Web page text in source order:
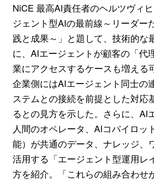
NiCE 最高AI責任者のヘルツヴィ
ジェント型AIの最前線～リーダー
践と成果～」と題して、技術的な
に、AIエージェントが顧客の「代
業にアクセスするケースも増える
企業側にはAIエージェント同士の
ステムとの接続を前提とした対応
るとの見方を示した。さらに、AI
人間のオペレータ、AIコパイロッ
能）が共通のデータ、ナレッジ、
活用する「エージェント型運用レ
方を紹介。「これらの組み合わせ